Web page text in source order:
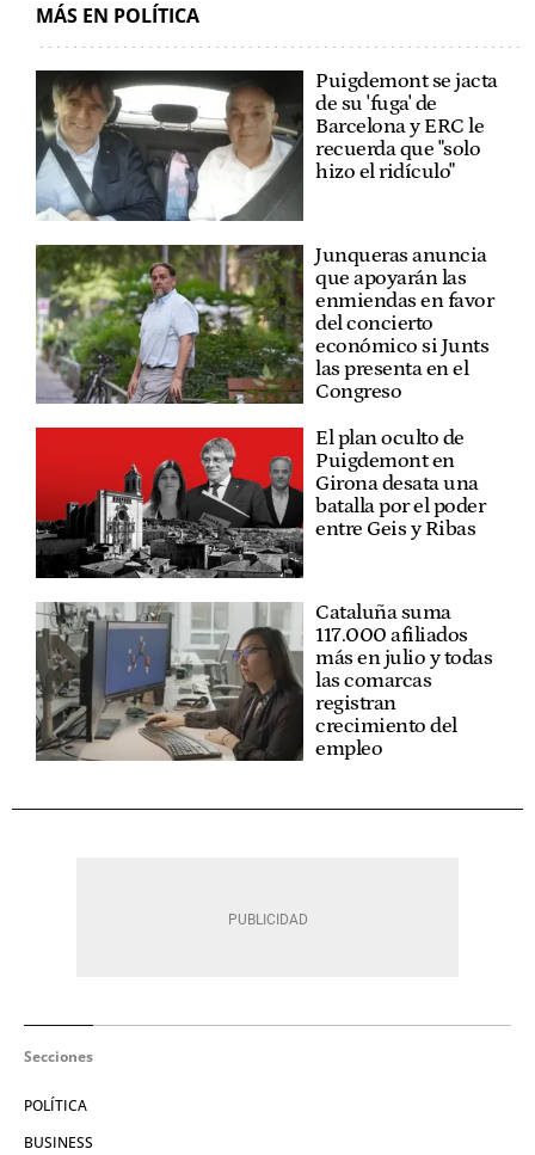
MÁS EN POLÍTICA
Puigdemont se jacta
de su 'fuga' de
Barcelona y ERC le
recuerda que "solo
hizo el ridículo"
Junqueras anuncia
que apoyarán las
enmiendas en favor
del concierto
económico si Junts
las presenta en el
Congreso
El plan oculto de
Puigdemont en
Girona desata una
batalla por el poder
entre Geis y Ribas
Cataluña suma
117.000 afiliados
más en julio y todas
las comarcas
registran
crecimiento del
empleo
Secciones
POLÍTICA
BUSINESS